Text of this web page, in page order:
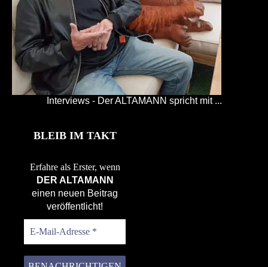
Interviews - Der ALTAMANN spricht mit ...
BLEIB IM TAKT
Erfahre als Erster, wenn
DER ALTAMANN
einen neuen Beitrag
veröffentlicht!